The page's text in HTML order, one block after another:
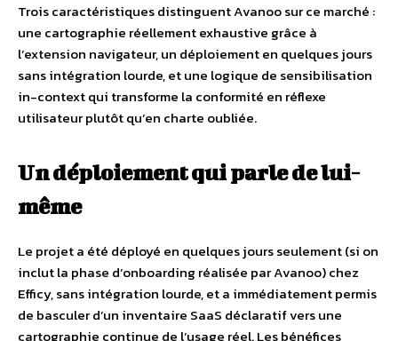
Trois caractéristiques distinguent Avanoo sur ce marché :
une cartographie réellement exhaustive grâce à
l’extension navigateur, un déploiement en quelques jours
sans intégration lourde, et une logique de sensibilisation
in-context qui transforme la conformité en réflexe
utilisateur plutôt qu’en charte oubliée.
Un déploiement qui parle de lui-
même
Le projet a été déployé en quelques jours seulement (si on
inclut la phase d’onboarding réalisée par Avanoo) chez
Efficy, sans intégration lourde, et a immédiatement permis
de basculer d’un inventaire SaaS déclaratif vers une
cartographie continue de l’usage réel. Les bénéfices